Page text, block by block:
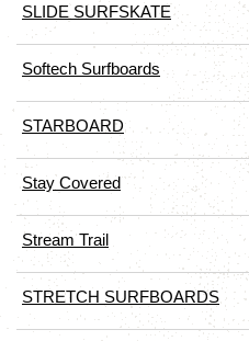
SLIDE SURFSKATE
Softech Surfboards
STARBOARD
Stay Covered
Stream Trail
STRETCH SURFBOARDS